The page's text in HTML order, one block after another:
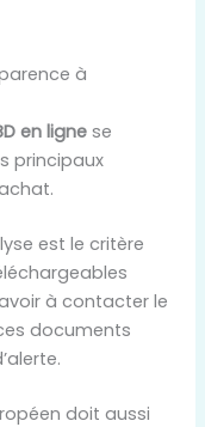
à
en ligne se
principaux
est le critère
à contacter le
documents
doit aussi